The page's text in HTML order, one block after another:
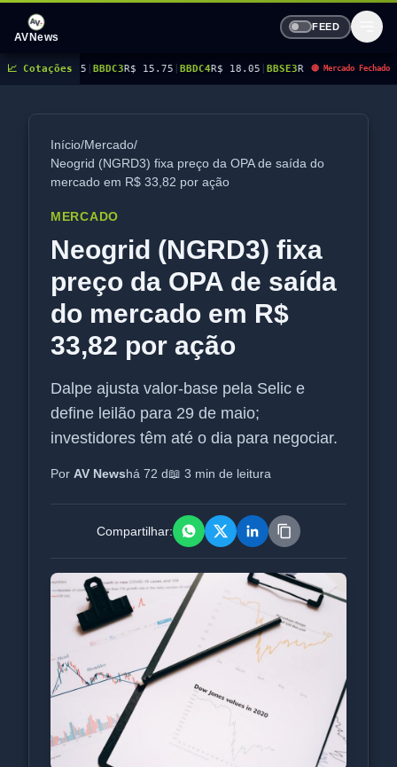
AVNews
FEED
📈 Cotações
|BBDC3R$ 15.75|BBDC4 R$ 18.05|BBSE3 R$ 41.67|BEES3R$ 8.94|BEES4
🔴 Mercado Fechado
Início/Mercado/
Neogrid (NGRD3) fixa preço da OPA de saída do
mercado em R$ 33,82 por ação
MERCADO
Neogrid (NGRD3) fixa
preço da OPA de saída
do mercado em R$
33,82 por ação
Dalpe ajusta valor-base pela Selic e
define leilão para 29 de maio;
investidores têm até o dia para negociar.
Por AV Newshá 72 d📖 3 min de leitura
Compartilhar: